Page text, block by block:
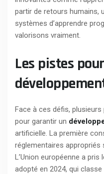
partir de retours humains,
systèmes d’apprendre
valorisons vraiment.
Les pistes
Face à ces défis,
pour garantir un
artificielle. La première
réglementaires appropriés
L’Union européenne a
adopté en 2024, qui